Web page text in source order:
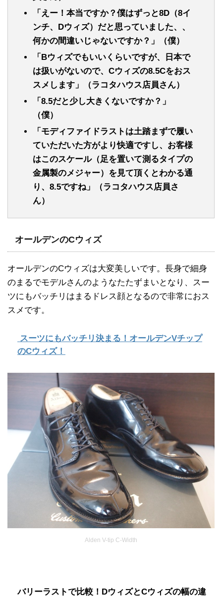
「えー！本当ですか？僕はずっと8D（8イ
ンチ、Dウィズ）だと思っていました、、
何かの間違いじゃないですか？」（僕）
「Bウィズでもいいくらいですが、日本で
は扱いがないので、Cウィズの8.5Cをおス
スメします」（ラコタハウス店員さん）
「8.5だと少し大きくないですか？」
（僕）
「モディファイドラストは土踏まずで履い
ていただいた方がより快適ですし、お客様
はこのスケール（足を置いて測るタイプの
金属製のメジャー）を見て頂くとわかる通
り、8.5ですね」
（ラコタハウス店員さ
ん）
オールデンのCウィズ
オールデンのCウィズは大変美しいです。長身で細身
のまるでモデルさんのようなたたずまいとなり、スー
ツにもバッチリはまるドレス顔となるので非常におス
スメです。
スーツにもバッチリ決まる！オールデンVチップ
のCウィズ！
Alden V-tip C-Width
バリーラストで比較！DウィズとCウィズの幅の違